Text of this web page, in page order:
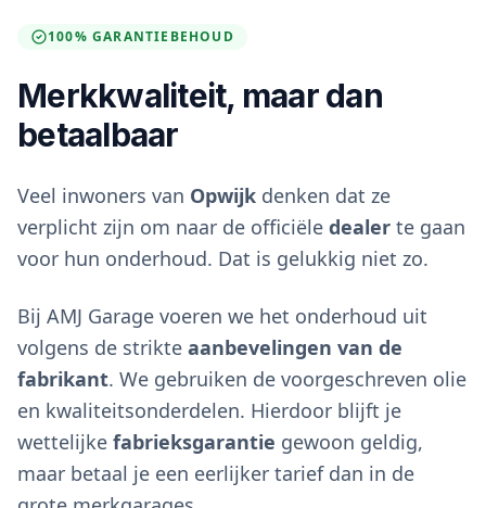
100% GARANTIEBEHOUD
Merkkwaliteit, maar dan
betaalbaar
Veel inwoners van Opwijk denken dat ze
verplicht zijn om naar de officiële dealer te gaan
voor hun onderhoud. Dat is gelukkig niet zo.
Bij AMJ Garage voeren we het onderhoud uit
volgens de strikte aanbevelingen van de
fabrikant. We gebruiken de voorgeschreven olie
en kwaliteitsonderdelen. Hierdoor blijft je
wettelijke fabrieksgarantie gewoon geldig,
maar betaal je een eerlijker tarief dan in de